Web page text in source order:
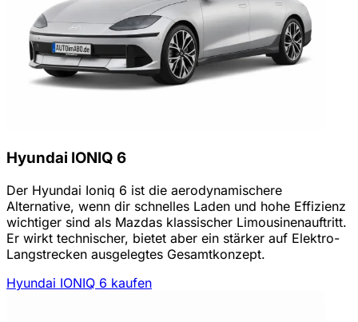
Hyundai IONIQ 6
Der Hyundai Ioniq 6 ist die aerodynamischere
Alternative, wenn dir schnelles Laden und hohe Effizienz
wichtiger sind als Mazdas klassischer Limousinenauftritt.
Er wirkt technischer, bietet aber ein stärker auf Elektro-
Langstrecken ausgelegtes Gesamtkonzept.
Hyundai IONIQ 6 kaufen